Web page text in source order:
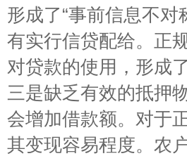
形成了“事前信息不
有实行信贷配给。正
对贷款的使用，形成
三是缺乏有效的抵押
会增加借款额。对于
其变现容易程度。农